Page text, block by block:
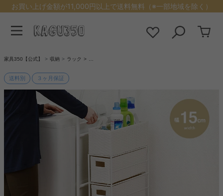
お買い上げ金額が11,000円以上で送料無料（※一部地域を除く）
家具350【公式】 収納 ラック
送料別 ３ヶ月保証